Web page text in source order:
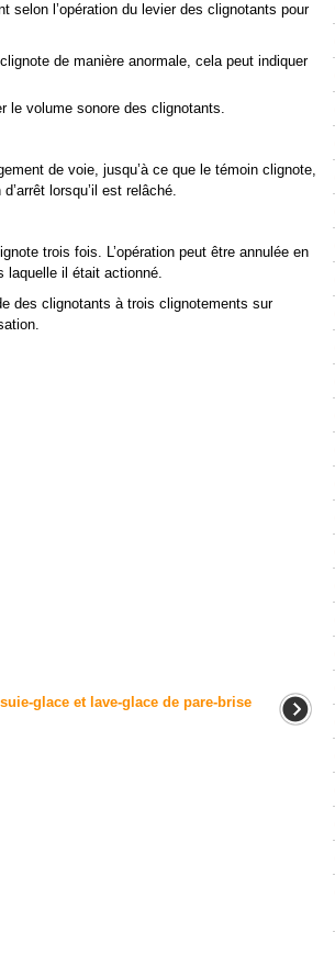
selon l’opération du levier des clignotants pour
de manière anormale, cela peut indiquer
le volume sonore des clignotants.
de voie, jusqu’à ce que le témoin clignote,
lorsqu’il est relâché.
trois fois. L’opération peut être annulée en
laquelle il était actionné.
des clignotants à trois clignotements sur
glace et lave-glace de pare-brise